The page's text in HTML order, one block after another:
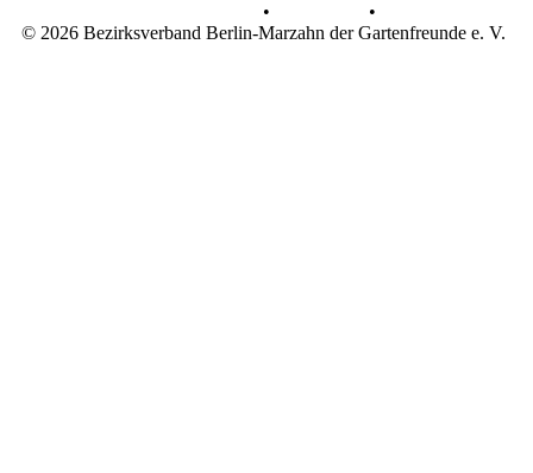
•
•
© 2026 Bezirksverband Berlin-Marzahn der Gartenfreunde e. V.